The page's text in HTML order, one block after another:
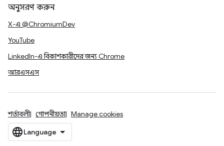
অনুসরণ করুন
X-এ @ChromiumDev
YouTube
LinkedIn-এ বিকাশকারীদের জন্য Chrome
আরএসএস
শর্তাবলী গোপনীয়তা Manage cookies